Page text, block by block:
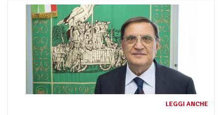
LEGGI ANCHE